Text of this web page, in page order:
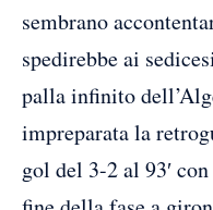
sembrano
spedirebbe ai
palla infinito
impreparata la
gol del 3-2 al 93′